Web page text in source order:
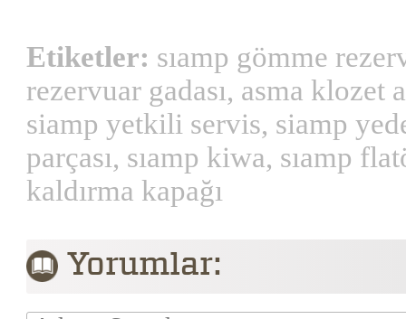
Etiketler: sıamp gömme
rezervuar gadası, asma klozet
siamp yetkili servis, siamp
parçası, sıamp kiwa, sıamp
kaldırma kapağı
Yorumlar: